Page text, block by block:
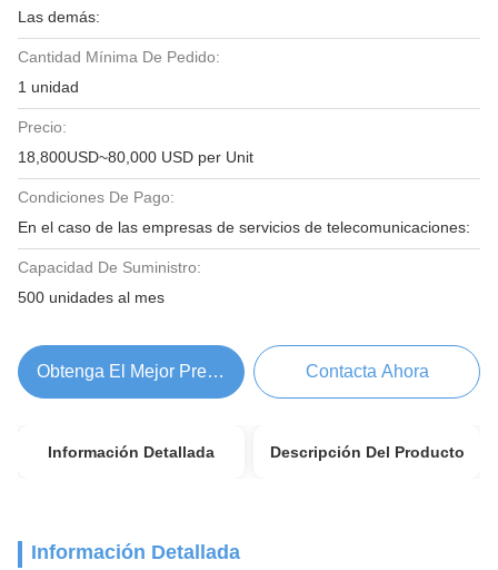
Las demás:
Cantidad Mínima De Pedido:
1 unidad
Precio:
18,800USD~80,000 USD per Unit
Condiciones De Pago:
En el caso de las empresas de servicios de telecomunicaciones:
Capacidad De Suministro:
500 unidades al mes
Obtenga El Mejor Precio Contacta Ahora
Información Detallada Descripción Del Producto
Información Detallada